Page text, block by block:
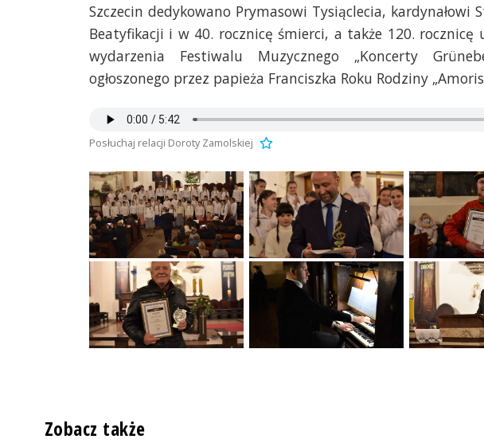
Szczecin dedykowano Prymasowi Tysiąclecia, kardynałowi
Beatyfikacji i w 40. rocznicę śmierci, a także 120.
wydarzenia Festiwalu Muzycznego „Koncerty
ogłoszonego przez papieża Franciszka Roku Rodziny
Posłuchaj relacji Doroty Zamolskiej
Zobacz także